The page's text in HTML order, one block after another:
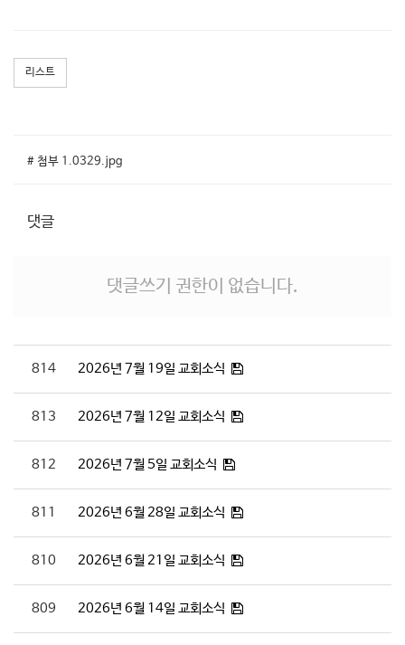
리스트
# 첨부 1.0329.jpg
댓글
댓글쓰기 권한이 없습니다.
814 2026년 7월 19일 교회소식
813 2026년 7월 12일 교회소식
812 2026년 7월 5일 교회소식
811 2026년 6월 28일 교회소식
810 2026년 6월 21일 교회소식
809 2026년 6월 14일 교회소식